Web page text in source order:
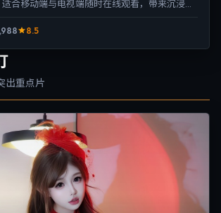
合移动端与电视端随时在线观看，带来沉浸式
8.5
出重点片